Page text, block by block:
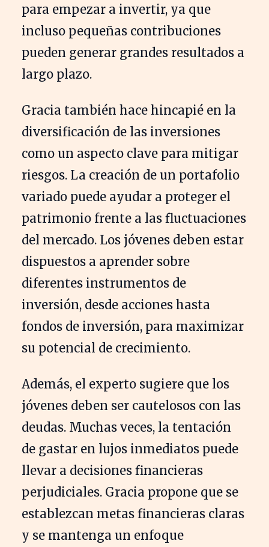
para empezar a invertir, ya que
incluso pequeñas contribuciones
pueden generar grandes resultados a
largo plazo.
Gracia también hace hincapié en la
diversificación de las inversiones
como un aspecto clave para mitigar
riesgos. La creación de un portafolio
variado puede ayudar a proteger el
patrimonio frente a las fluctuaciones
del mercado. Los jóvenes deben estar
dispuestos a aprender sobre
diferentes instrumentos de
inversión, desde acciones hasta
fondos de inversión, para maximizar
su potencial de crecimiento.
Además, el experto sugiere que los
jóvenes deben ser cautelosos con las
deudas. Muchas veces, la tentación
de gastar en lujos inmediatos puede
llevar a decisiones financieras
perjudiciales. Gracia propone que se
establezcan metas financieras claras
y se mantenga un enfoque